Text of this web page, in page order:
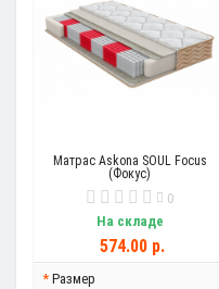
Матрас Askona SOUL Focus
(Фокус)
0
На складе
574.00 р.
Размер